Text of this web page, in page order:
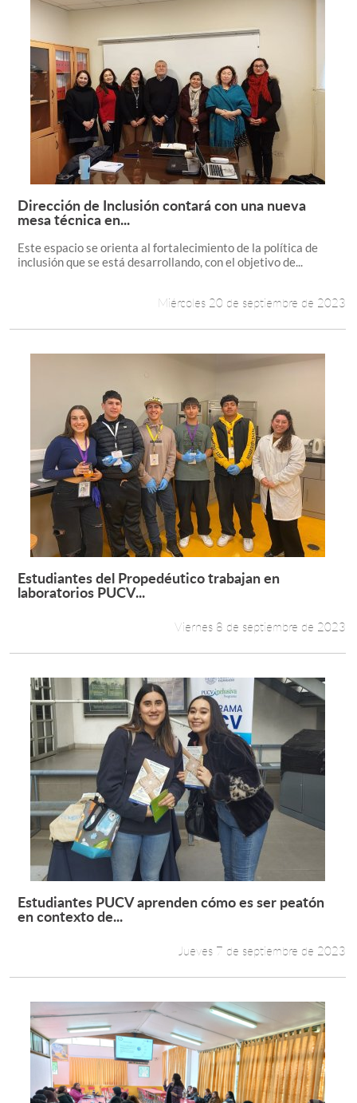
Leer más +
Dirección de Inclusión contará con una nueva
mesa técnica en...
Este espacio se orienta al fortalecimiento de la política de
inclusión que se está desarrollando, con el objetivo de...
Miércoles 20 de septiembre de 2023
Leer más +
Estudiantes del Propedéutico trabajan en
laboratorios PUCV...
Viernes 8 de septiembre de 2023
Leer más +
Estudiantes PUCV aprenden cómo es ser peatón
en contexto de...
Jueves 7 de septiembre de 2023